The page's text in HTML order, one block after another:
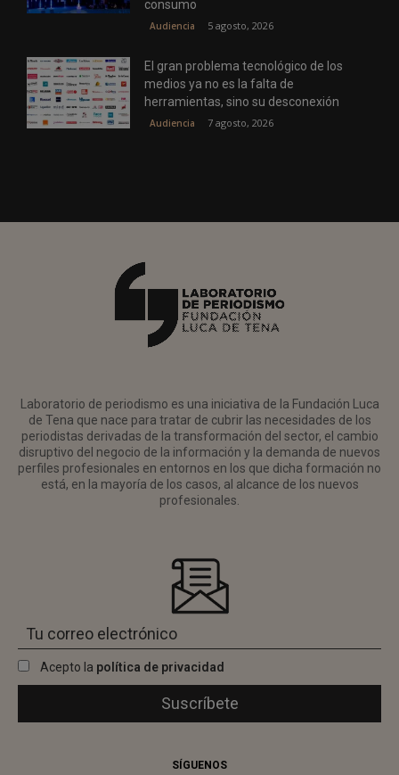
consumo
Audiencia 5 agosto, 2026
El gran problema tecnológico de los
medios ya no es la falta de
herramientas, sino su desconexión
Audiencia 7 agosto, 2026
Laboratorio de periodismo es una iniciativa de la Fundación Luca
de Tena que nace para tratar de cubrir las necesidades de los
periodistas derivadas de la transformación del sector, el cambio
disruptivo del negocio de la información y la demanda de nuevos
perfiles profesionales en entornos en los que dicha formación no
está, en la mayoría de los casos, al alcance de los nuevos
profesionales.
Acepto la política de privacidad
SÍGUENOS